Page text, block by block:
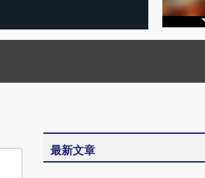
最新文章